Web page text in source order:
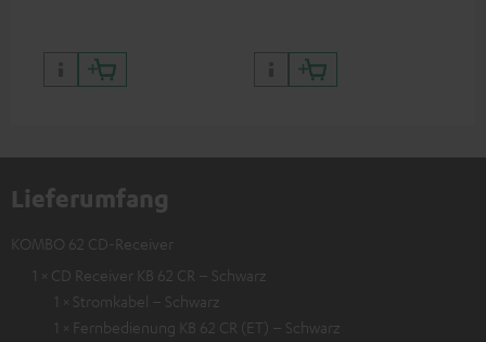
Lieferumfang
KOMBO 62 CD-Receiver
1 × CD Receiver KB 62 CR – Schwarz
1 × Stromkabel – Schwarz
1 × Fernbedienung KB 62 CR (ET) – Schwarz